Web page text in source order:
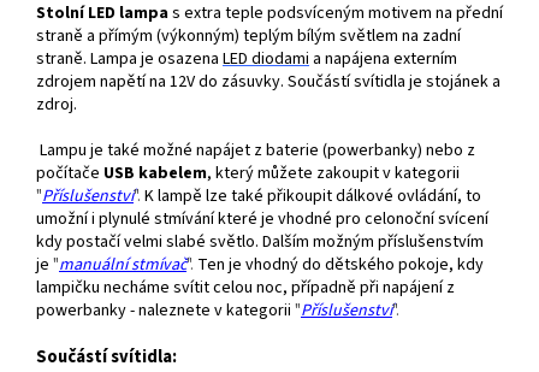
Stolní LED lampas extra teple podsvíceným motivem na přední
straně a přímým (výkonným) teplým bílým světlem na zadní
straně. Lampa je osazena LEDdiodami a napájena externím
zdrojem napětí na 12V do zásuvky. Součástí svítidla je stojánek a
zdroj.
Lampu je také možné napájet z baterie (powerbanky) nebo z
počítače USB kabelem, který můžete zakoupit v kategorii
"Příslušenství". K lampě lze také přikoupit dálkové ovládání, to
umožní i plynulé stmívání které je vhodné pro celonoční svícení
kdy postačí velmi slabé světlo. Dalším možným příslušenstvím
je "manuální stmívač". Ten je vhodný do dětského pokoje, kdy
lampičku necháme svítit celou noc, případně při napájení z
powerbanky - naleznete v kategorii "Příslušenství".
Součástí svítidla: